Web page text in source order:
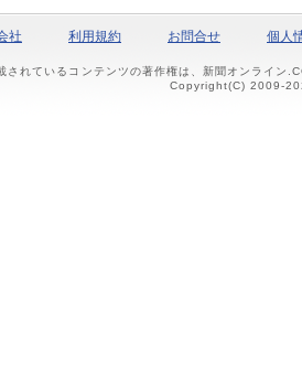
社 利用規約 お問合せ 個人
されているコンテンツの著作権は、新聞オンライン
Copyright(C) 2009-